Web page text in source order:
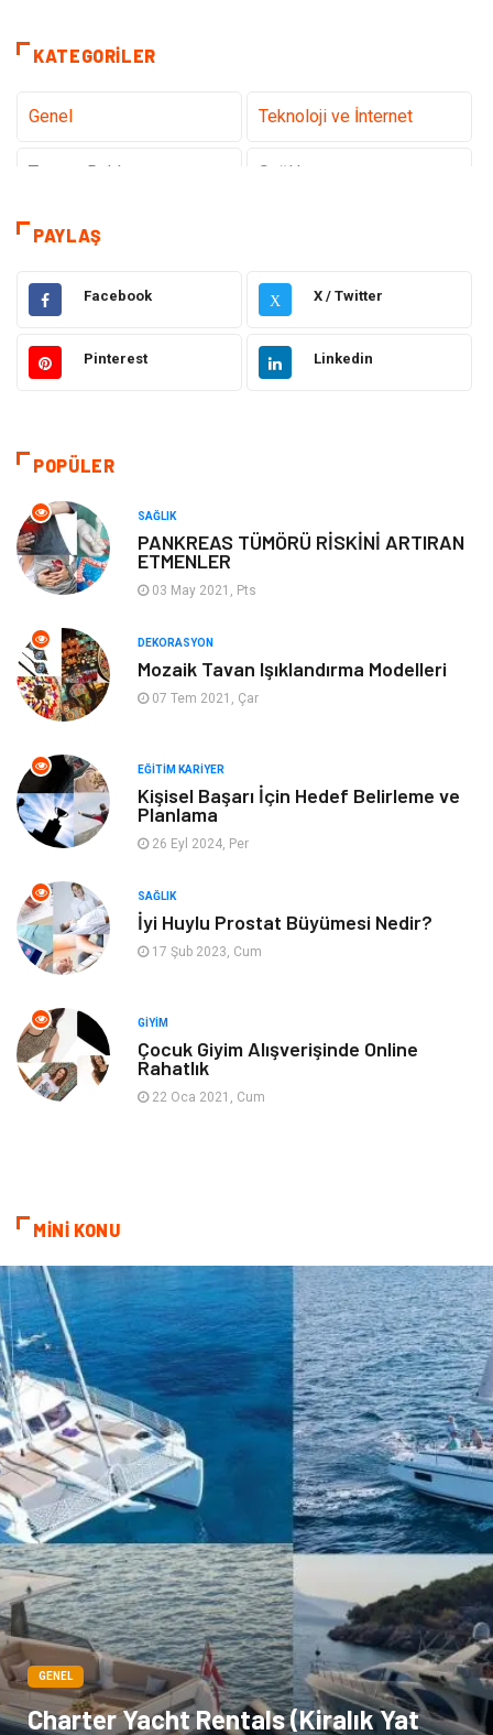
KATEGORILER
Genel Teknoloji ve İnternet
Tanıtıcı Reklam Sağlık
Dekorasyon
Hukuk Elektrik & Elektronik
Giyim Makine
Otomotiv
Keyif ve Hobi
Moda
Aksesuar Genel Kültür
Spor Müzik
Ev işleri
Cam
Sigorta Spor Malzemeleri
Bebek Giyim
Kına Gecesi
PAYLAŞ
Facebook X X / Twitter
Pinterest Linkedin
POPÜLER
SAĞLIK
PANKREAS TÜMÖRÜ RİSKİNİ ARTIRAN
ETMENLER
03 May 2021, Pts
DEKORASYON
Mozaik Tavan Işıklandırma Modelleri
07 Tem 2021, Çar
EĞITIM KARIYER
Kişisel Başarı İçin Hedef Belirleme ve
Planlama
26 Eyl 2024, Per
SAĞLIK
İyi Huylu Prostat Büyümesi Nedir?
17 Şub 2023, Cum
GIYIM
Çocuk Giyim Alışverişinde Online
Rahatlık
22 Oca 2021, Cum
MİNİ KONU
GENEL
Charter Yacht Rentals (Kiralık Yat